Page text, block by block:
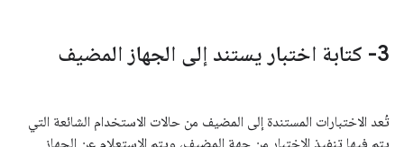
3- كتابة اختبار يستند إلى الجهاز المضيف
تُعد الاختبارات المستندة إلى المضيف من حالات الاستخدام الشائعة التي
يتم فيها تنفيذ الاختبار من جهة المضيف، ويتم الاستعلام عن الجهاز